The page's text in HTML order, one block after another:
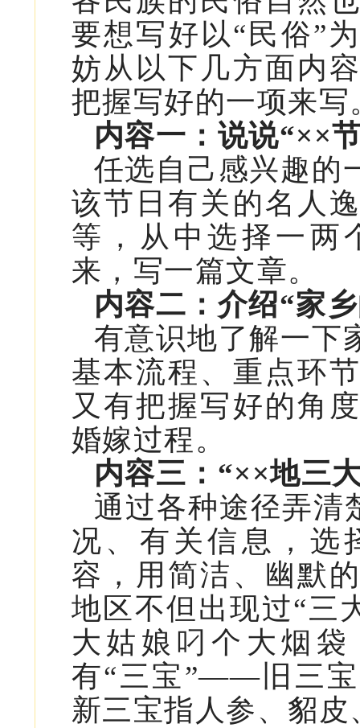
要想写好以“民俗”
妨从以下几方面内
把握写好的一项来写
内容一：说说“××
任选自己感兴趣的
该节日有关的名人
等，从中选择一两
来，写一篇文章。
内容二：介绍“家
有意识地了解一下
基本流程、重点环
又有把握写好的角
婚嫁过程。
内容三：“××地三
通过各种途径弄清
况、有关信息，选
容，用简洁、幽默
地区不但出现过“
大姑娘叼个大烟
有“三宝”——旧三
新三宝指人参、貂皮